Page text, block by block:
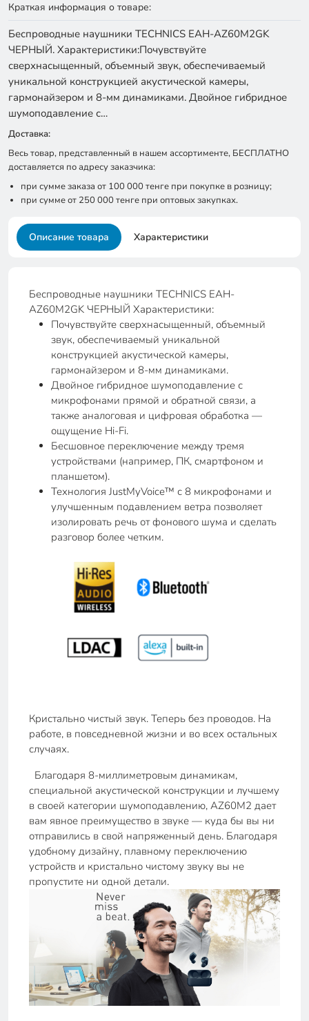
Краткая информация о товаре:
Беспроводные наушники TECHNIСS EAH-AZ60M2GK
ЧЕРНЫЙ. Характеристики:Почувствуйте
сверхнасыщенный, объемный звук, обеспечиваемый
уникальной конструкцией акустической камеры,
гармонайзером и 8-мм динамиками. Двойное гибридное
шумоподавление с…
Доставка:
Весь товар, представленный в нашем ассортименте, БЕСПЛАТНО
доставляется по адресу заказчика:
при сумме заказа от 100 000 тенге при покупке в розницу;
при сумме от 250 000 тенге при оптовых закупках.
Описание товара Характеристики
Беспроводные наушники TECHNIСS EAH-
AZ60M2GK ЧЕРНЫЙ Характеристики:
Почувствуйте сверхнасыщенный, объемный
звук, обеспечиваемый уникальной
конструкцией акустической камеры,
гармонайзером и 8-мм динамиками.
Двойное гибридное шумоподавление с
микрофонами прямой и обратной связи, а
также аналоговая и цифровая обработка —
ощущение Hi-Fi.
Бесшовное переключение между тремя
устройствами (например, ПК, смартфоном и
планшетом).
Технология JustMyVoice™ с 8 микрофонами и
улучшенным подавлением ветра позволяет
изолировать речь от фонового шума и сделать
разговор более четким.
Кристально чистый звук. Теперь без проводов. На
работе, в повседневной жизни и во всех остальных
случаях.
Благодаря 8-миллиметровым динамикам,
специальной акустической конструкции и лучшему
в своей категории шумоподавлению, AZ60M2 дает
вам явное преимущество в звуке — куда бы вы ни
отправились в свой напряженный день. Благодаря
удобному дизайну, плавному переключению
устройств и кристально чистому звуку вы не
пропустите ни одной детали.